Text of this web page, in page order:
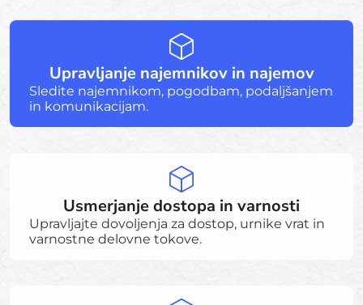
Upravljanje najemnikov in najemov
Sledite najemnikom, pogodbam, podaljšanjem
in komunikacijam.
Usmerjanje dostopa in varnosti
Upravljajte dovoljenja za dostop, urnike vrat in
varnostne delovne tokove.